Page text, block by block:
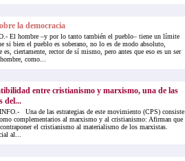
la democracia
El hombre –y por lo tanto también el pueblo– tiene un límite
si bien el pueblo es soberano, no lo es de modo absoluto,
es, ciertamente, rector de sí mismo, pero antes que eso es un ser
como...
entre cristianismo y marxismo, una de las
del...
Una de las estrategias de este movimiento (CPS) consiste
complementarios al marxismo y al cristianismo: Afirman que
el cristianismo al materialismo de los marxistas.
al...